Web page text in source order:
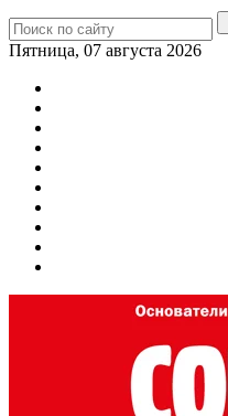
Пятница, 07 августа 2026